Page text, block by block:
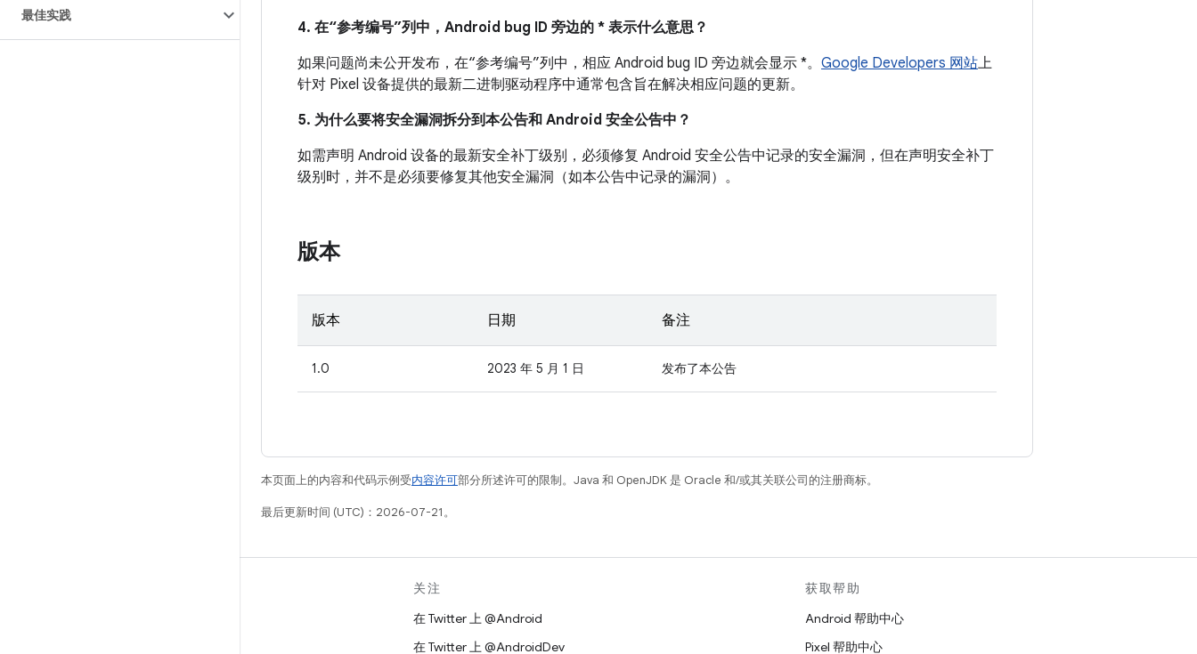
最佳实践
4. 在“参考编号”列中，Android bug ID 旁边的 * 表示什么意思？
如果问题尚未公开发布，在“参考编号”列中，相应 Android bug ID 旁边就会显示 *。 Google Developers 网站上
针对 Pixel 设备提供的最新二进制驱动程序中通常包含旨在解决相应问题的更新。
5. 为什么要将安全漏洞拆分到本公告和 Android 安全公告中？
如需声明 Android 设备的最新安全补丁级别，必须修复 Android 安全公告中记录的安全漏洞，但在声明安全补丁
级别时，并不是必须要修复其他安全漏洞（如本公告中记录的漏洞）。
版本
版本 日期 备注
1.0 2023 年 5 月 1 日 发布了本公告
本页面上的内容和代码示例受内容许可部分所述许可的限制。Java 和 OpenJDK 是 Oracle 和/或其关联公司的注册商标。
最后更新时间 (UTC)：2026-07-21。
关注
在 Twitter 上 @Android
在 Twitter 上 @AndroidDev
获取帮助
Android 帮助中心
Pixel 帮助中心